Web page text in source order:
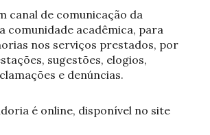
canal de comunicação da
comunidade acadêmica, para
nos serviços prestados, por
sugestões, elogios,
e denúncias.
é online, disponível no site